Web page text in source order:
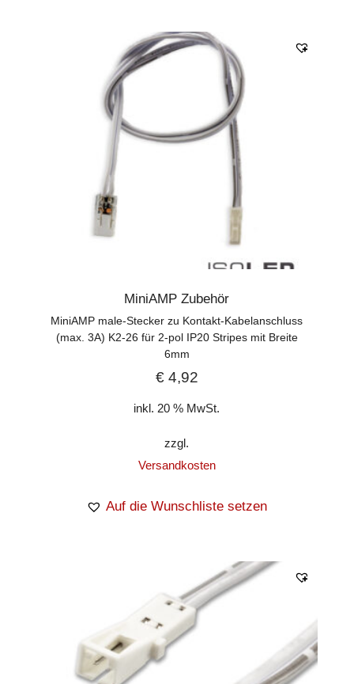
MiniAMP Zubehör
MiniAMP male-Stecker zu Kontakt-Kabelanschluss
(max. 3A) K2-26 für 2-pol IP20 Stripes mit Breite
6mm
€4,92
inkl. 20 % MwSt.
zzgl.
Versandkosten
Auf die Wunschliste setzen